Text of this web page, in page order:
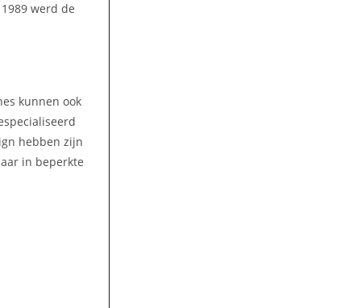
werd de
kunnen ook
hebben zijn
in beperkte